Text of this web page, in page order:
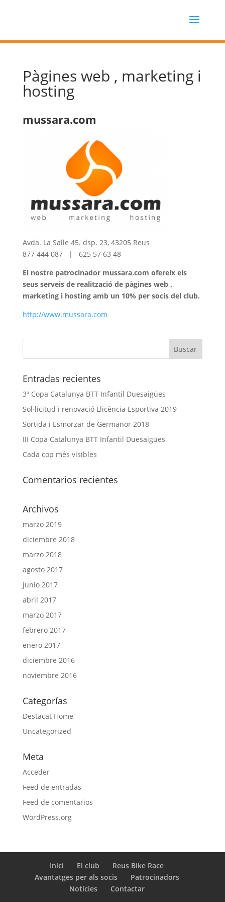
Pàgines web , marketing i
hosting
mussara.com
Avda. La Salle 45. dsp. 23, 43205 Reus
877 444 087 | 625 57 63 48
El nostre patrocinador mussara.com ofereix els
seus serveis de realització de pàgines web ,
marketing i hosting amb un 10% per socis del club.
http://www.mussara.com
Entradas recientes
3ª Copa Catalunya BTT Infantil Duesaigües
Sol·licitud i renovació Llicència Esportiva 2019
Sortida i Esmorzar de Germanor 2018
III Copa Catalunya BTT Infantil Duesaigües
Cada cop més visibles
Comentarios recientes
Archivos
marzo 2019
diciembre 2018
marzo 2018
agosto 2017
junio 2017
abril 2017
marzo 2017
febrero 2017
enero 2017
diciembre 2016
noviembre 2016
Categorías
Destacat Home
Uncategorized
Meta
Acceder
Feed de entradas
Feed de comentarios
WordPress.org
Inici El club
Reus Bike Race
Avantatges per als socis
Patrocinadors
Notícies
Contactar